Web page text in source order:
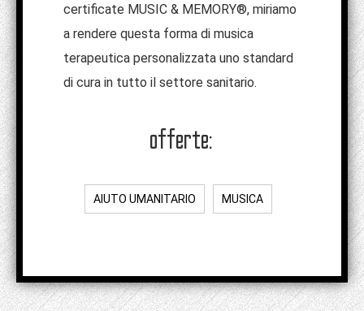
certificate MUSIC & MEMORY®, miriamo
a rendere questa forma di musica
terapeutica personalizzata uno standard
di cura in tutto il settore sanitario.
offerte:
AIUTO UMANITARIO MUSICA